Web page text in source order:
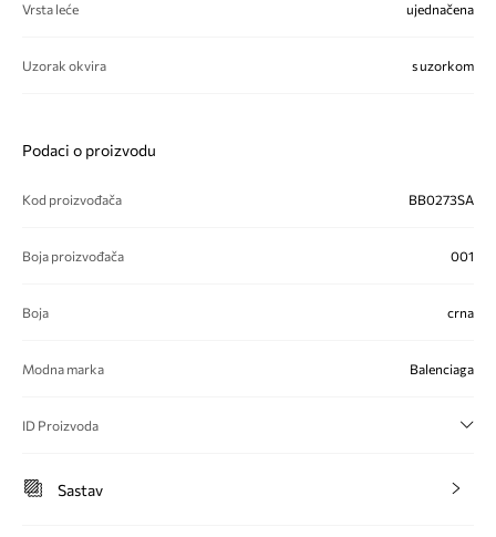
Vrsta leće ujednačena
Uzorak okvira s uzorkom
Podaci o proizvodu
Kod proizvođača BB0273SA
Boja proizvođača 001
Boja crna
Modna marka Balenciaga
ID Proizvoda
Sastav